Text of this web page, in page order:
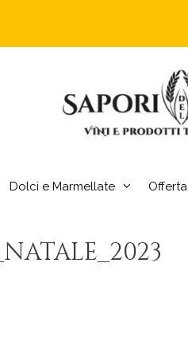
Dolci e Marmellate Offerta